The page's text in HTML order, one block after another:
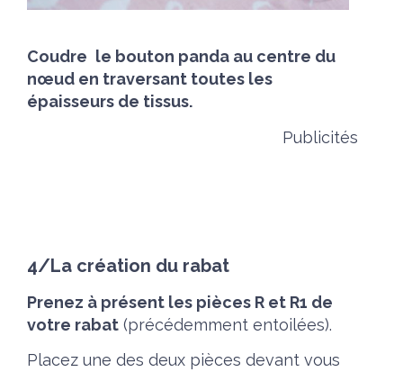
Coudre le bouton panda au centre du
nœud en traversant toutes les
épaisseurs de tissus.
Publicités
4/La création du rabat
Prenez à présent les pièces R et R1 de
votre rabat (précédemment entoilées).
Placez une des deux pièces devant vous